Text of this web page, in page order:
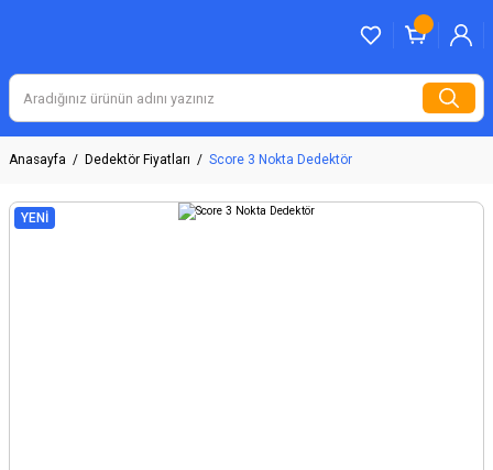
Anasayfa Dedektör Fiyatları Score 3 Nokta Dedektör
YENİ